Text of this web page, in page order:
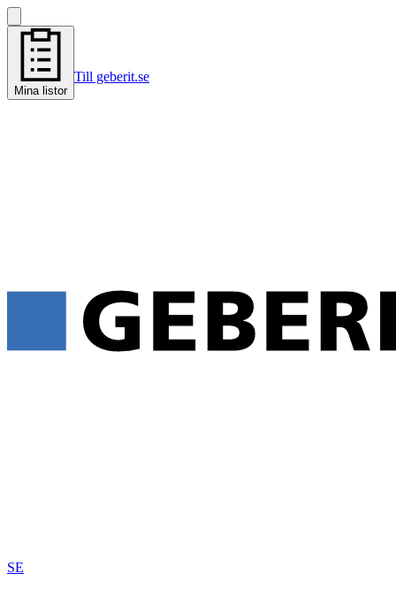
Mina listor
Till geberit.se
SE